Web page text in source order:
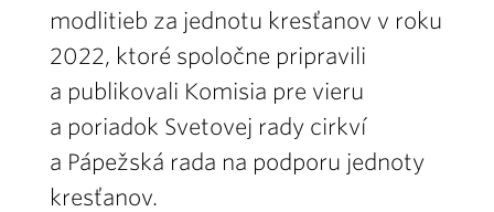
modlitieb za jednotu kresťanov v roku
2022, ktoré spoločne pripravili
a publikovali Komisia pre vieru
a poriadok Svetovej rady cirkví
a Pápežská rada na podporu jednoty
kresťanov.